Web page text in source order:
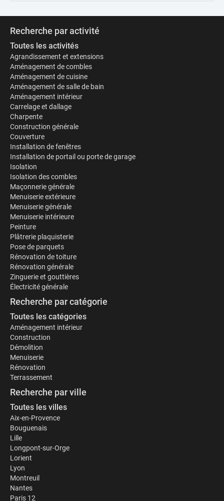
Recherche par activité
Toutes les activités
Agrandissement et extensions
Aménagement de combles
Aménagement de cuisine
Aménagement de salle de bain
Aménagement intérieur
Carrelage et dallage
Charpente
Construction générale
Couverture
Installation de fenêtres
Installation de portail ou porte de garage
Isolation
Isolation des combles
Maçonnerie générale
Menuiserie extérieure
Menuiserie générale
Menuiserie intérieure
Peinture
Plâtrerie plaquisterie
Pose de parquets
Rénovation de toiture
Rénovation générale
Zinguerie et gouttières
Électricité générale
Recherche par catégorie
Toutes les catégories
Aménagement intérieur
Construction
Démolition
Menuiserie
Rénovation
Terrassement
Recherche par ville
Toutes les villes
Aix-en-Provence
Bouguenais
Lille
Longpont-sur-Orge
Lorient
Lyon
Montreuil
Nantes
Paris 12